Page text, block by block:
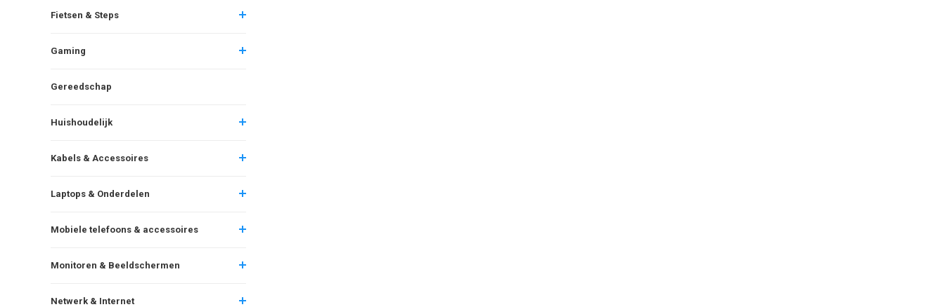
Fietsen & Steps
Gaming
Gereedschap
Huishoudelijk
Kabels & Accessoires
Laptops & Onderdelen
Mobiele telefoons & accessoires
Monitoren & Beeldschermen
Netwerk & Internet